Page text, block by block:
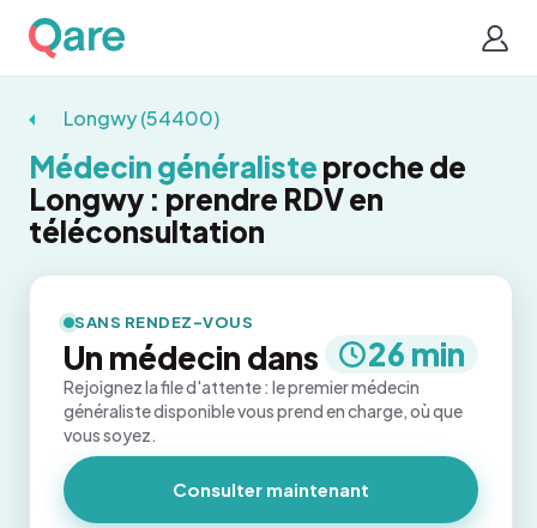
Longwy (54400)
Médecin généraliste proche de
Longwy : prendre RDV en
téléconsultation
SANS RENDEZ-VOUS
Un médecin dans 26 min
Rejoignez la file d'attente : le premier médecin
généraliste disponible vous prend en charge, où que
vous soyez.
Consulter maintenant